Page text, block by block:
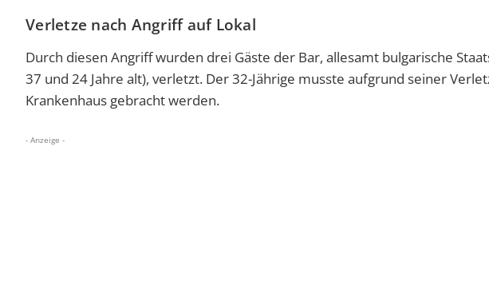
Verletze nach Angriff auf Lokal
Durch diesen Angriff wurden drei Gäste der Bar, allesamt bulgarische
37 und 24 Jahre alt), verletzt. Der 32-Jährige musste aufgrund seiner
Krankenhaus gebracht werden.
- Anzeige -